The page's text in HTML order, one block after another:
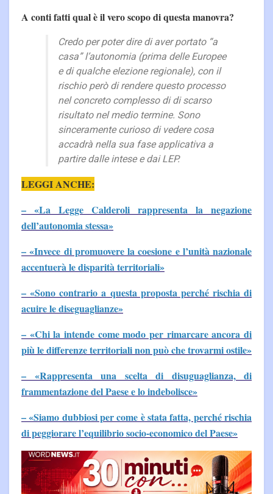
A conti fatti qual è il vero scopo di questa manovra?
Credo per poter dire di aver portato “a
casa” l’autonomia (prima delle Europee
e di qualche elezione regionale), con il
rischio però di rendere questo processo
nel concreto complesso di di scarso
risultato nel medio termine. Sono
sinceramente curioso di vedere cosa
accadrà nella sua fase applicativa a
partire dalle intese e dai LEP.
LEGGI ANCHE:
– «La Legge Calderoli rappresenta la negazione
dell’autonomia stessa»
– «Invece di promuovere la coesione e l’unità nazionale
accentuerà le disparità territoriali»
– «Sono contrario a questa proposta perché rischia di
acuire le diseguaglianze»
– «Chi la intende come modo per rimarcare ancora di
più le differenze territoriali non può che trovarmi ostile»
– «Rappresenta una scelta di disuguaglianza, di
frammentazione del Paese e lo indebolisce»
– «Siamo dubbiosi per come è stata fatta, perché rischia
di peggiorare l’equilibrio socio-economico del Paese»